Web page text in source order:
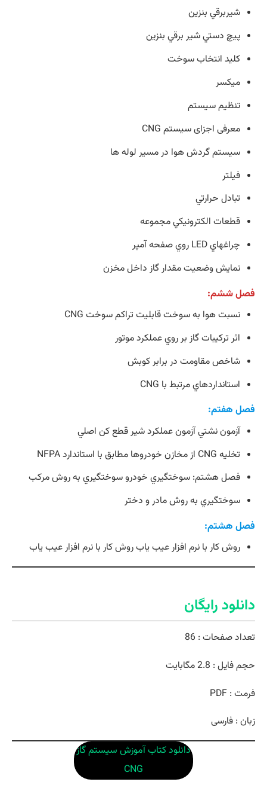
شيربرقي بنزين
پيچ دستي شير برقي بنزين
كليد انتخاب سوخت
ميكسر
تنظيم سيستم
معرفی اجزای سيستم CNG
سيستم گردش هوا در مسير لوله ها
فيلتر
تبادل حرارتي
قطعات الكترونيكي مجموعه
چراغهاي LED روي صفحه آمپر
نمايش وضعيت مقدار گاز داخل مخزن
فصل ششم:
نسبت هوا به سوخت قابليت تراكم سوخت CNG
اثر تركيبات گاز بر روي عملكرد موتور
شاخص مقاومت در برابر كوبش
استانداردهاي مرتبط با CNG
فصل هفتم:
آزمون نشتي آزمون عملكرد شير قطع كن اصلي
تخليه CNG از مخازن خودروها مطابق با استاندارد NFPA
فصل هشتم: سوختگيري خودرو سوختگيري به روش مركب
سوختگيري به روش مادر و دختر
فصل هشتم:
روش کار با نرم افزار عيب ياب روش كار با نرم افزار عيب ياب
دانلود رایگان
تعداد صفحات : 86
حجم فایل : 2.8 مگابایت
فرمت : PDF
زبان : فارسی
دانلود کتاب آموزش سیستم گاز
CNG